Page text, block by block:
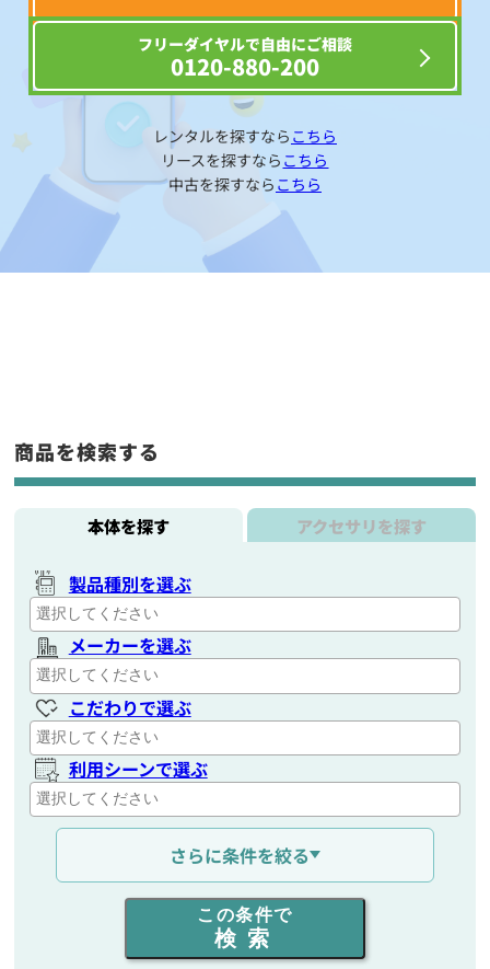
フリーダイヤルで自由にご相談
0120-880-200
レンタルを探すなら こちら
リースを探すなら こちら
中古を探すなら こちら
商品を検索する
本体を探す アクセサリを探す
製品種別を選ぶ
メーカーを選ぶ
こだわりで選ぶ
利用シーンで選ぶ
通信距離を選ぶ
出力を選ぶ
同時通話人数を選ぶ
さらに条件を絞る
この条件で
検索